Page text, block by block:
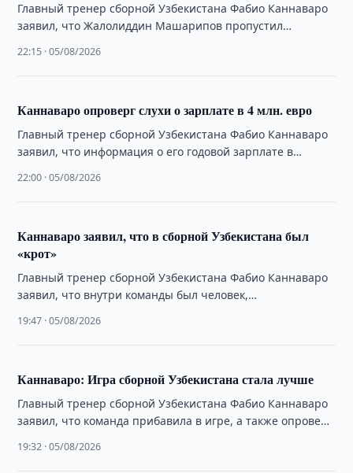
Главный тренер сборной Узбекистана Фабио Каннаваро
заявил, что Жалолиддин Машарипов пропустил
объяснил …
22:15 · 05/08/2026
Каннаваро опроверг слухи о зарплате в 4 млн. евро
Главный тренер сборной Узбекистана Фабио Каннаваро
заявил, что информация о его годовой зарплате в
22:00 · 05/08/2026
Каннаваро заявил, что в сборной Узбекистана был
«крот»
Главный тренер сборной Узбекистана Фабио Каннаваро
заявил, что внутри команды был человек,
работе тренерского штаба.
19:47 · 05/08/2026
Каннаваро: Игра сборной Узбекистана стала лучше
Главный тренер сборной Узбекистана Фабио Каннаваро
заявил, что команда прибавила в игре, а также опроверг
19:32 · 05/08/2026